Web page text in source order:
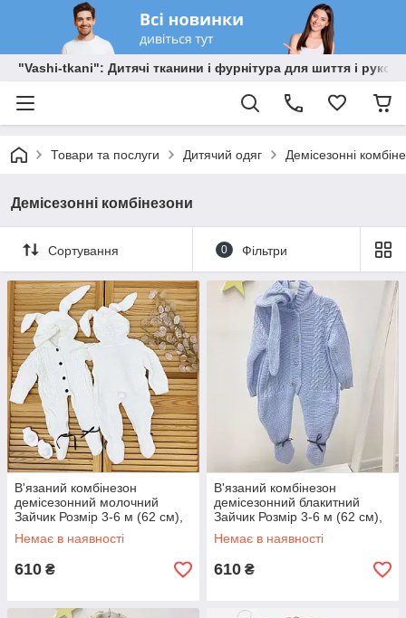
"Vashi-tkani": Дитячі тканини і фурнітура для шиття і
Товари та послуги Дитячий одяг Демісезонні
Демісезонні комбінезони
Сортування 0 Фільтри
В'язаний комбінезон
демісезонний молочний
Зайчик Розмір 3-6 м (62 см),
6-9 м (68 см), 9-12 м (74 см)
Немає в наявності
610 ₴
В'язаний комбінезон
демісезонний блакитний
Зайчик Розмір 3-6 м (62 см),
6-9 м (68 см), 9-12 м (74 см)
Немає в наявності
610 ₴